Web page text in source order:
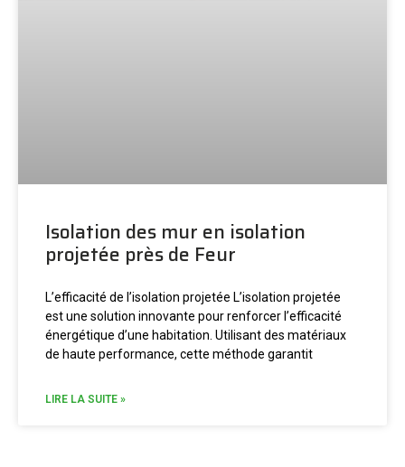
Isolation des mur en isolation
projetée près de Feur
L’efficacité de l’isolation projetée L’isolation projetée
est une solution innovante pour renforcer l’efficacité
énergétique d’une habitation. Utilisant des matériaux
de haute performance, cette méthode garantit
LIRE LA SUITE »